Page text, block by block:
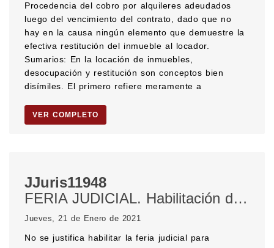
Procedencia del cobro por alquileres adeudados
luego del vencimiento del contrato, dado que no
hay en la causa ningún elemento que demuestre la
efectiva restitución del inmueble al locador.
Sumarios: En la locación de inmuebles,
desocupación y restitución son conceptos bien
disímiles. El primero refiere meramente a
VER COMPLETO
JJuris11948
FERIA JUDICIAL. Habilitación de feria. EMERGENCIA SANITARIA. PANDEMIA. CORONAVIRUS. AUDIENCIAS TESTIMONIALES.
Jueves, 21 de Enero de 2021
No se justifica habilitar la feria judicial para